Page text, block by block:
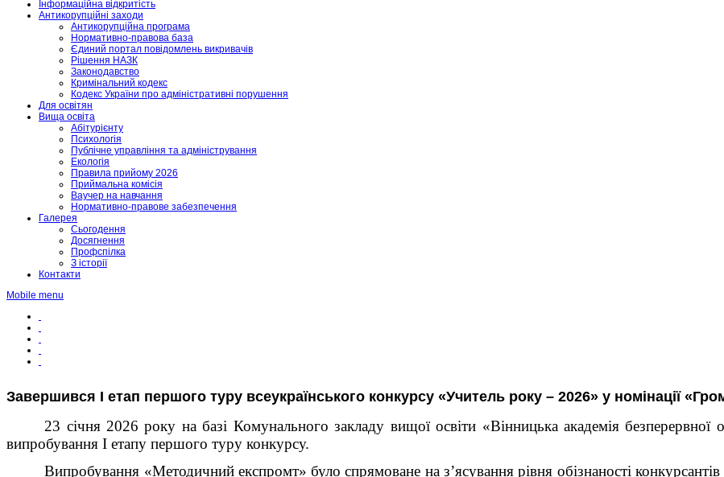
Інформаційна відкритість
Антикорупційні заходи
Антикорупційна програма
Нормативно-правова база
Єдиний портал повідомлень викривачів
Рішення НАЗК
Законодавство
Кримінальний кодекс
Кодекс України про адміністративні порушення
Для освітян
Вища освіта
Абітурієнту
Психологія
Публічне управління та адміністрування
Екологія
Правила прийому 2026
Приймальна комісія
Ваучер на навчання
Нормативно-правове забезпечення
Галерея
Сьогодення
Досягнення
Профспілка
З історії
Контакти
Mobile menu
Завершився І етап першого туру всеукраїнського конкурсу «Учитель року – 2026» у номінації
23 січня 2026 року на базі Комунального закладу вищої освіти «Вінницька академія безперервної
випробування І етапу першого туру конкурсу.
Випробування «Методичний експромт» було спрямоване на з’ясування рівня обізнаності